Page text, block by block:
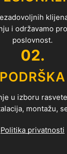
i održavamo
poslovnost.
02.
PODRŠKA
u izboru
montažu,
Politika privatnosti